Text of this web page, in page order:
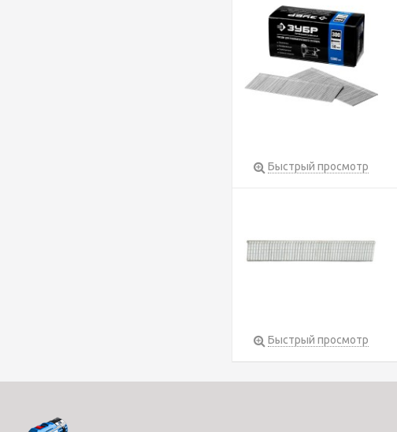
Быстрый просмотр
Быстрый просмотр